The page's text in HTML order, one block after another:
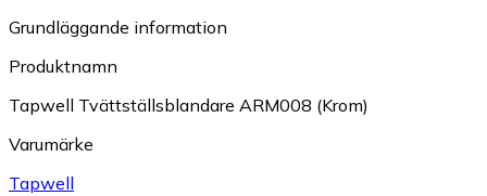
Grundläggande information
Produktnamn
Tapwell Tvättställsblandare ARM008 (Krom)
Varumärke
Tapwell